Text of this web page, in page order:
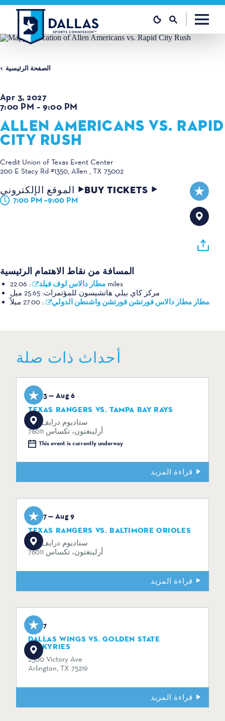
تخطي إلى المحتوى
الصفحة الرئيسية
Apr 3, 2027
7:00 PM – 9:00 PM
ALLEN AMERICANS VS. RAPID
CITY RUSH
Credit Union of Texas Event Center
200 E Stacy Rd #1350 Allen , TX 75002
الموقع الإلكتروني BUY TICKETS
7:00 PM –9:00 PM
المسافة من نقاط الاهتمام الرئيسية
مطار دالاس لوف فيلد :
22.06 miles
مركز كاي بيلي هاتشيسون للمؤتمرات: 25.65 ميل
مطار مطار دالاس فورتشن فورتشن واشنطن الدولي : 27.00 ميلاً
أحداث ذات صلة
Aug 3 — Aug 6
TEXAS RANGERS VS. TAMPA BAY RAYS
734 ستاديوم درايف
أرلينغتون، تكساس 76011
This event is currently underway
قراءة المزيد
Aug 7 — Aug 9
TEXAS RANGERS VS. BALTIMORE ORIOLES
734 ستاديوم درايف
أرلينغتون، تكساس 76011
قراءة المزيد
Aug 7
DALLAS WINGS VS. GOLDEN STATE
VALKYRIES
2500 Victory Ave
Arlington, TX 75219
قراءة المزيد